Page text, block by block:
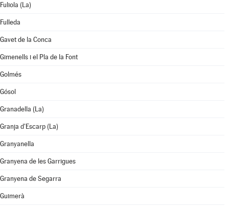
Fuliola (La)
Fulleda
Gavet de la Conca
Gimenells i el Pla de la Font
Golmés
Gósol
Granadella (La)
Granja d'Escarp (La)
Granyanella
Granyena de les Garrigues
Granyena de Segarra
Guimerà